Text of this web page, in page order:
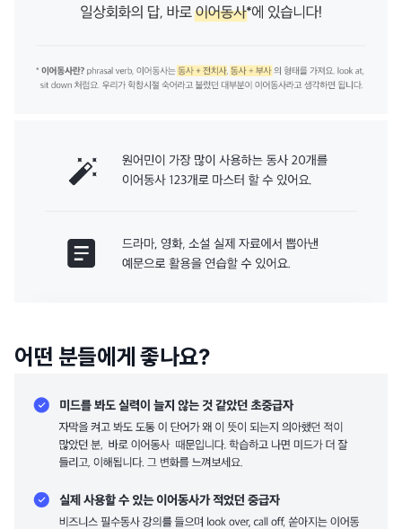
어떤 분들에게 좋나요?